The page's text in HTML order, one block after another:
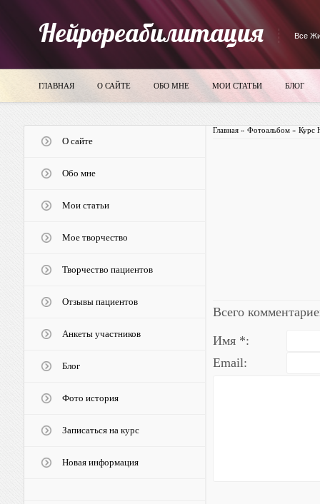
Нейрореабилитация Все
ГЛАВНАЯ О САЙТЕ ОБО МНЕ МОИ СТАТЬИ БЛОГ
О сайте
Обо мне
Мои статьи
Мое творчество
Творчество пациентов
Отзывы пациентов
Анкеты участников
Блог
Фото история
Записаться на курс
Новая информация
Главная» Фотоальбом» Курс
Всего
Имя *:
Email: